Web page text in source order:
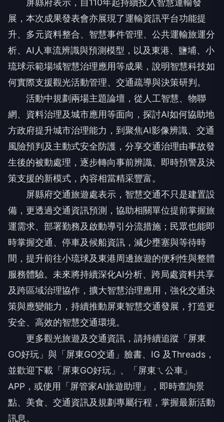
屏縣府表示，自110年起持續投入智慧運輸發
展，本次成果發表會亦展現了運輸資訊平台功能提
升、多元資料整合、智慧事件管理、公共運輸旅運分
析、AI人車流辨識與預測模型，以及東港、鹽埔、小
琉球示範場域智慧治理應用等成果，說明智慧科技如
何實際支援觀光活動管理、交通疏導與決策研判。
活動中規劃兩場主題論壇，從人工智慧、物聯
網、資料治理及城市應用等面向，探討AI如何協助地
方政府提升城市治理能力，到聚焦AI影像辨識、交通
風險預判及主動式安全防護，分享交通治理由事故發
生後的被動處理，逐步轉向事前辨識、即時預警及決
策支援的新模式，內容相當精采豐富。
屏縣府交通旅遊處表示，智慧交通不只是建置設
備，更透過交通資訊預測，協助相關單位提前掌握旅
運需求、部署勤務及啟動導引分流措施；民眾也能即
時掌握交通、停車及候船資訊，減少壅塞與等待時
間，提升前往小琉球及東港周邊旅遊的便利性與整體
服務體驗。未來將持續深化AI分析、跨局處資料共享
及跨區域治理協作，擴大智慧治理應用，強化交通決
策與應變能力，持續推動屏東智慧交通發展，打造更
安全、高效的智慧交通環境。
更多觀光旅遊及交通資訊，請持續追蹤「屏東
GO好玩」與「屏東GO交通」臉書、IG 及Threads，
並歡迎下載「屏東GO好玩」、「屏東ㄟ公車」
APP，或使用「屏管家AI旅遊助理」，即時查詢景
點、美食、交通資訊及規劃專屬行程，掌握最新活動
訊息。